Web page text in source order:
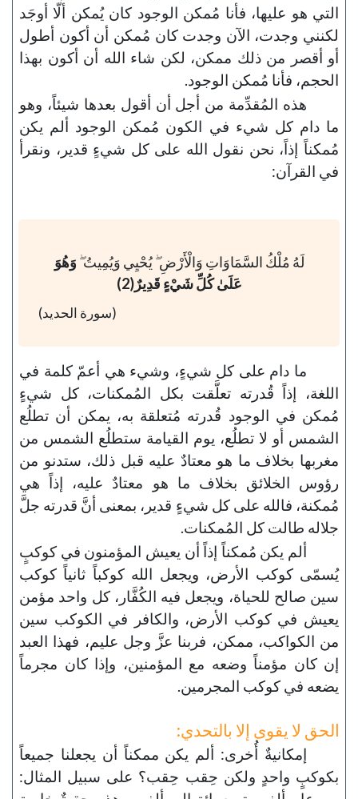
التي هو عليها، فأنا مُمكن الوجود كان يُمكن ألّا أوجَد
لكنني وجدت، الآن وجدت كان مُمكن أن أكون أطول
أو أقصر من ذلك ممكن، لكن شاء الله أن أكون بهذا
الحجم، فأنا مُمكن الوجود.
هذه المُقدِّمة من أجل أن أقول بعدها شيئاً، وهو
ما دام كل شيء في الكون مُمكن الوجود ألم يكن
مُمكناً إذاً، نحن نقول الله على كل شيءٍ قدير، ونقرأ
في القرآن:
لَهُ مُلْكُ السَّمَاوَاتِ وَالْأَرْضِ ۖ يُحْيِي وَيُمِيتُ ۖ وَهُوَ
عَلَىٰ كُلِّ شَيْءٍ قَدِيرٌ(2)
(سورة الحديد)
ما دام على كل شيءٍ، وشيء هي أعمّ كلمة في
اللغة، إذاً قُدرته تعلَّقت بكل المُمكنات، كل شيءٍ
مُمكن في الوجود قُدرته مُتعلقة به، يمكن أن تطلُع
الشمس أو لا تطلُع، يوم القيامة ستطلُع الشمس من
مغربها بخلاف ما هو معتادٌ عليه قبل ذلك، ستدنو من
رؤوس الخلائق بخلاف ما هو معتادٌ عليه، إذاً هي
مُمكنة، فالله على كل شيءٍ قدير، بمعنى أنَّ قدرته جلَّ
جلاله طالت كل المُمكنات.
ألم يكن مُمكناً إذاً أن يعيش المؤمنون في كوكبٍ
يُسمّى كوكب الأرض، ويجعل الله كوكباً ثانياً كوكب
سين صالح للحياة، ويجعل فيه الكُفَّار، كل واحد مؤمن
يعيش في كوكب الأرض، والكافر في الكوكب سين
من الكواكب، ممكن، فربنا عزَّ وجل عليم، فهذا العبد
إن كان مؤمناً وضعه مع المؤمنين، وإذا كان مجرماً
يضعه في كوكب المجرمين.
الحق لا يقوى إلا بالتحدي:
إمكانيةٌ أُخرى: ألم يكن ممكناً أن يجعلنا جميعاً
بكوكبٍ واحدٍ ولكن حِقب حِقب؟ على سبيل المثال: